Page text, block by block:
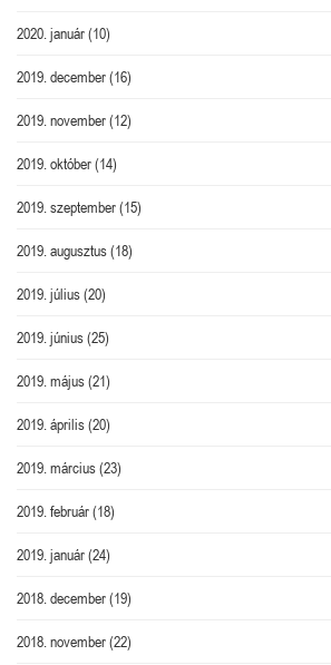
2020. január(10)
2019. december(16)
2019. november(12)
2019. október(14)
2019. szeptember(15)
2019. augusztus(18)
2019. július(20)
2019. június(25)
2019. május(21)
2019. április(20)
2019. március(23)
2019. február(18)
2019. január(24)
2018. december(19)
2018. november(22)